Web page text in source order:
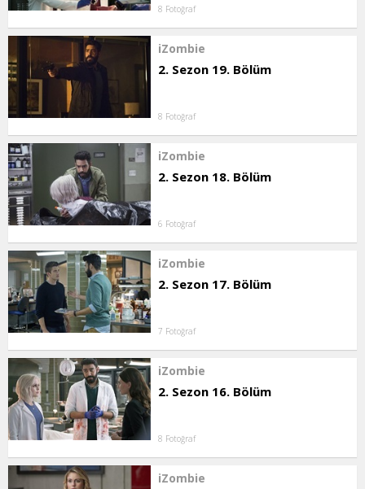
8 Fotoğraf
iZombie
2. Sezon 19. Bölüm
8 Fotoğraf
iZombie
2. Sezon 18. Bölüm
6 Fotoğraf
iZombie
2. Sezon 17. Bölüm
7 Fotoğraf
iZombie
2. Sezon 16. Bölüm
8 Fotoğraf
iZombie